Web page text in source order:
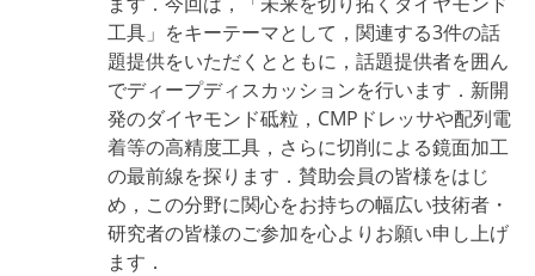
学
会
開
催
の
ご
案
内
の
工具」をキーテーマとして，関連する3件の話
題提供をいただくとともに，話題提供者を囲ん
でディープディスカッションを行います．新開
発のダイヤモンド砥粒，CMPドレッサや配列電
着等の高精度工具，さらに切削による鏡面加工
の最前線を探ります．賛助会員の皆様をはじ
め，この分野に関心をお持ちの幅広い技術者・
研究者の皆様のご参加を心よりお願い申し上げ
ます．